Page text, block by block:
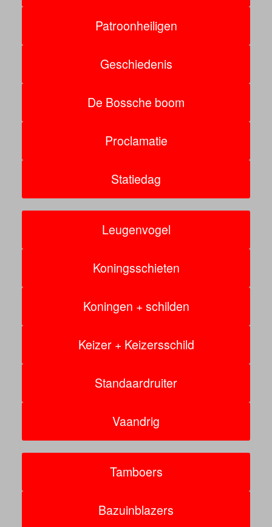
Patroonheiligen
Geschiedenis
De Bossche boom
Proclamatie
Statiedag
Leugenvogel
Koningsschieten
Koningen + schilden
Keizer + Keizersschild
Standaardruiter
Vaandrig
Tamboers
Bazuinblazers